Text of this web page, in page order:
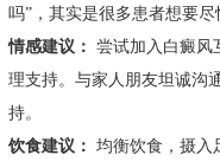
吗”，其实是很多患者想要尽
情感建议： 尝试加入白癜风
理支持。与家人朋友坦诚沟
持。
饮食建议： 均衡饮食，摄入